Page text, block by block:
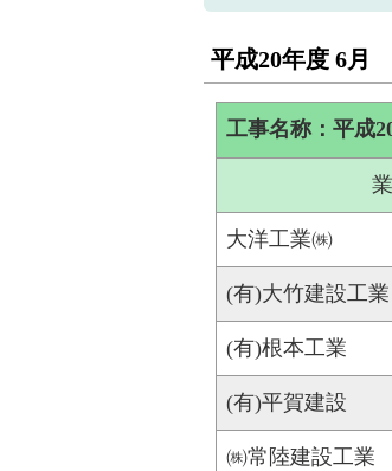
平成20年度 6月
工事名称：平成
大洋工業㈱
(有)大竹建設工業
(有)根本工業
(有)平賀建設
㈱常陸建設工業